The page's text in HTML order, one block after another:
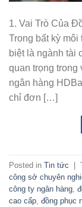
1. Vai Trò Của
Trong bất kỳ
biệt là ngành tài
quan trọng
ngân hàng
chỉ đơn […]
Posted in Tin tức
công sở chuyên
công ty ngân hàng
cao cấp đồng phục